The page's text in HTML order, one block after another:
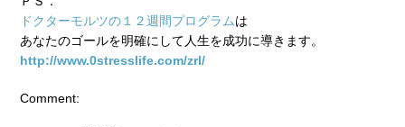
ドクターモルツの１２週間プログラムは
あなたのゴールを明確にして人生を成功に導きます。
http://www.0stresslife.com/zrl/
Comment: